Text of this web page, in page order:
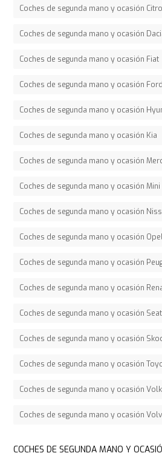
Coches de segunda mano y ocasión
Coches de segunda mano y ocasión
Coches de segunda mano y ocasión Fiat
Coches de segunda mano y ocasión Ford
Coches de segunda mano y ocasión
Coches de segunda mano y ocasión Kia
Coches de segunda mano y ocasión
Coches de segunda mano y ocasión Mini
Coches de segunda mano y ocasión
Coches de segunda mano y ocasión
Coches de segunda mano y ocasión
Coches de segunda mano y ocasión
Coches de segunda mano y ocasión Seat
Coches de segunda mano y ocasión
Coches de segunda mano y ocasión
Coches de segunda mano y ocasión
Coches de segunda mano y ocasión
COCHES DE SEGUNDA MANO Y